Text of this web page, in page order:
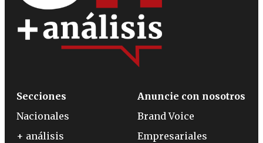
Secciones
Nacionales
+ análisis
Anuncie con nosotros
Brand Voice
Empresariales